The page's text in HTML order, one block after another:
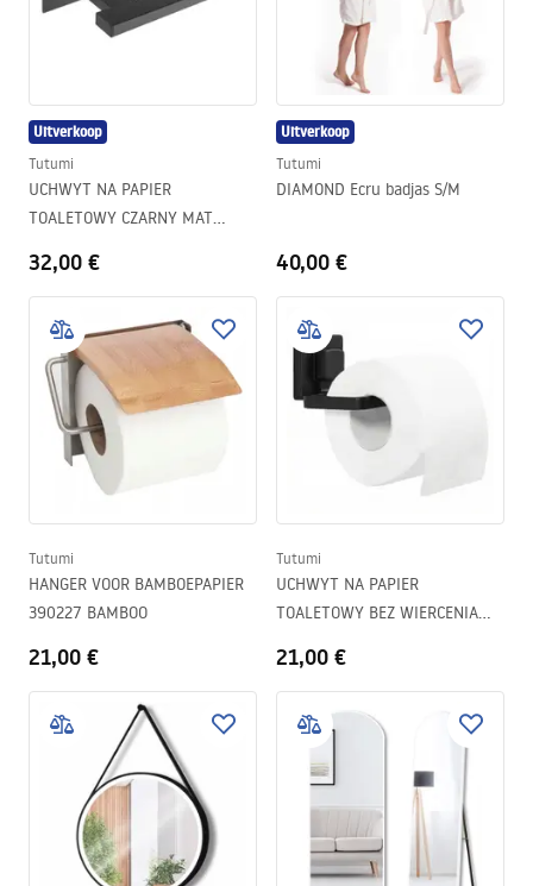
Uitverkoop
Tutumi
UCHWYT NA PAPIER
TOALETOWY CZARNY MAT
32,00 €
Uitverkoop
Tutumi
DIAMOND Ecru badjas S/M
40,00 €
Tutumi
HANGER VOOR BAMBOEPAPIER
390227 BAMBOO
21,00 €
Tutumi
UCHWYT NA PAPIER
TOALETOWY BEZ WIERCENIA
21,00 €